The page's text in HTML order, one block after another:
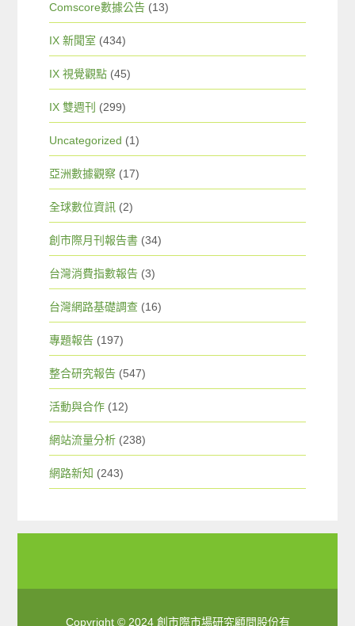
Comscore數據公告 (13)
IX 新聞室 (434)
IX 視覺觀點 (45)
IX 雙週刊 (299)
Uncategorized (1)
亞洲數據觀察 (17)
全球數位資訊 (2)
創市際月刊報告書 (34)
台灣消費指數報告 (3)
台灣網路基礎調查 (16)
專題報告 (197)
整合研究報告 (547)
活動與合作 (12)
網站流量分析 (238)
網路新知 (243)
Copyright © 2024 創市際市場研究顧問股份有